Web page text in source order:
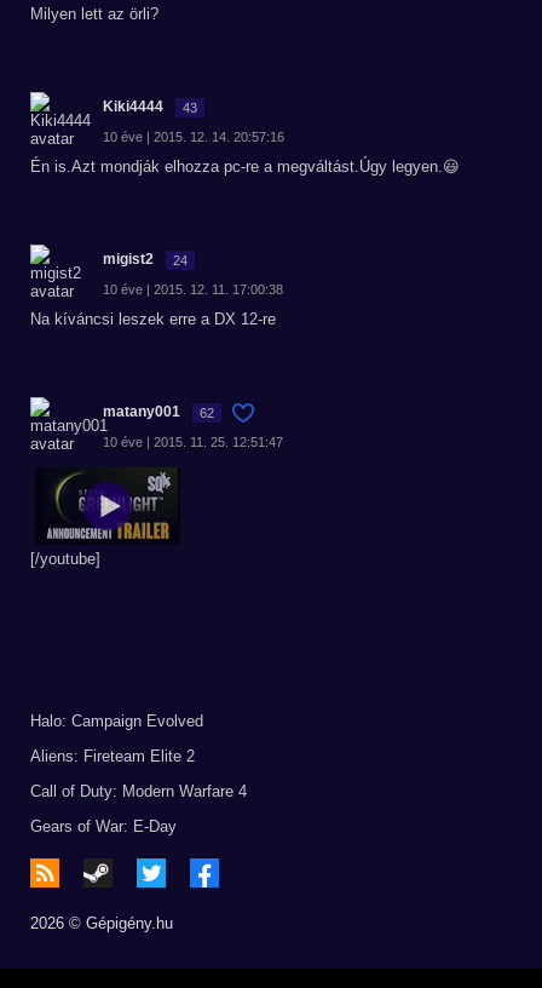
Milyen lett az örli?
Kiki4444 43
10 éve | 2015. 12. 14. 20:57:16
Én is.Azt mondják elhozza pc-re a megváltást.Úgy legyen.😃
migist2 24
10 éve | 2015. 12. 11. 17:00:38
Na kíváncsi leszek erre a DX 12-re
matany001 62
10 éve | 2015. 11. 25. 12:51:47
[/youtube]
Halo: Campaign Evolved
Aliens: Fireteam Elite 2
Call of Duty: Modern Warfare 4
Gears of War: E-Day
2026 © Gépigény.hu